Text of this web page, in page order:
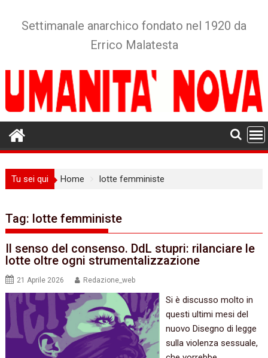
Settimanale anarchico fondato nel 1920 da
Errico Malatesta
Tu sei qui Home lotte femministe
Tag: lotte femministe
Il senso del consenso. DdL stupri: rilanciare le
lotte oltre ogni strumentalizzazione
21 Aprile 2026 Redazione_web
Si è discusso molto in
questi ultimi mesi del
nuovo Disegno di legge
sulla violenza sessuale,